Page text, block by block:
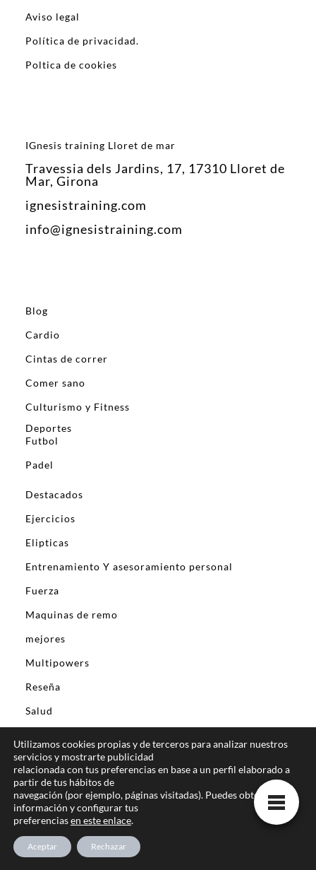
Aviso legal
Política de privacidad.
Poltica de cookies
IGnesis training Lloret de mar
Travessia dels Jardins, 17, 17310 Lloret de
Mar, Girona
ignesistraining.com
info@ignesistraining.com
Blog
Cardio
Cintas de correr
Comer sano
Culturismo y Fitness
Deportes
Futbol
Padel
Destacados
Ejercicios
Elipticas
Entrenamiento Y asesoramiento personal
Fuerza
Maquinas de remo
mejores
Multipowers
Reseña
Salud
Todo sobre la fisioterapia
MASAJE DEPORTIVO
Las mejores mochilas de deporte para llevar tu juego
al siguiente nivel: estilos, durabilidad y comodidad
Tienda
Utilizamos cookies propias y de terceros para analizar nuestros
servicios y mostrarte publicidad
relacionada con tus preferencias en base a un perfil elaborado a
partir de tus hábitos de
navegación (por ejemplo, páginas visitadas). Puedes obtener más
información y configurar tus
preferenciasen este enlace.
Aceptar Rechazar